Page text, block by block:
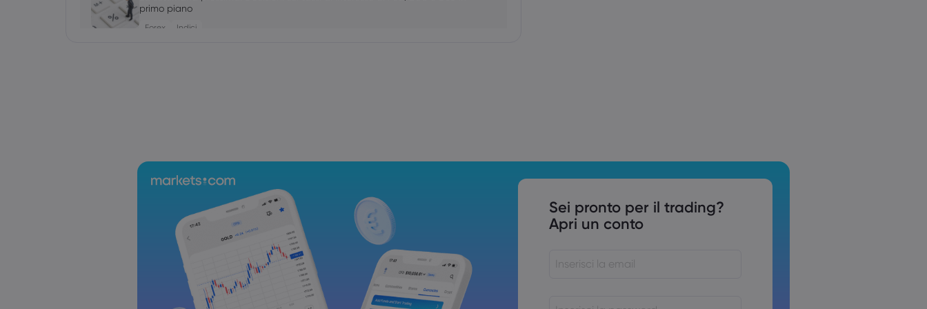
primo piano
Forex Indici
Markets.com Support Team 2025 Jul 12, 21:00
La settimana che ci aspetta: Dati sull'inflazione di Stati Uniti, Canada e
Regno Unito al centro della scena
Indici
Markets.com Support Team 2025 Jul 05, 21:00
La prossima settimana: l'attenzione della politica monetaria si sposta sulla
RBA e sulla RBNZ
Indici
Sei pronto per il trading?
Apri un conto